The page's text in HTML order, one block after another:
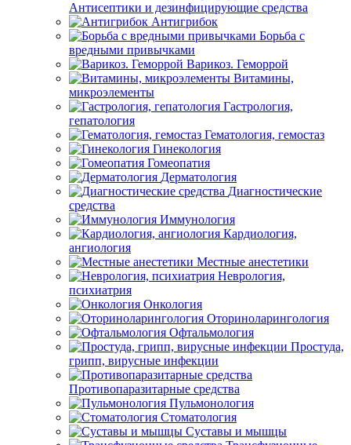
Антисептики и дезинфицирующие средства
Антигрибок
Борьба с
вредными привычками
Варикоз. Геморрой
Витамины,
микроэлементы
Гастрология,
гепатология
Гематология, гемостаз
Гинекология
Гомеопатия
Дерматология
Диагностические
средства
Иммунология
Кардиология,
ангиология
Местные анестетики
Неврология,
психиатрия
Онкология
Оториноларингология
Офтальмология
Простуда,
грипп, вирусные инфекции
Противопаразитарные средства
Пульмонология
Стоматология
Суставы и мышцы